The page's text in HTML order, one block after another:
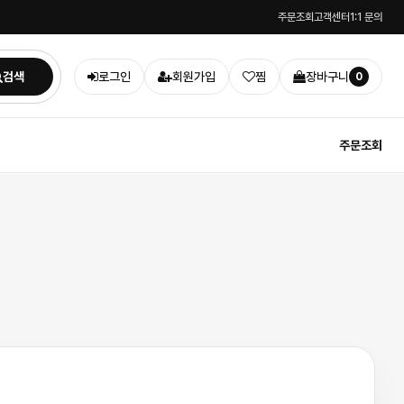
주문조회고객센터1:1 문의
검색 로그인 회원가입 찜 장바구니 0
주문조회